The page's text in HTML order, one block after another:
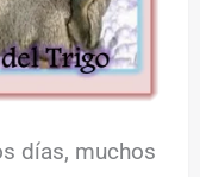
días, muchos